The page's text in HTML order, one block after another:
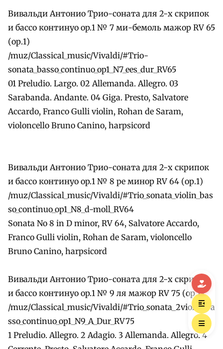
Вивальди Антонио Трио-соната для 2-х скрипок
и бассо континуо оp.1 № 7 ми-бемоль мажор RV 65
(ор.1)
/muz/Classical_music/Vivaldi/#Trio-
sonata_basso_continuo_op1_N7_ees_dur_RV65
01 Preludio. Largo. 02 Allemanda. Allegro. 03
Sarabanda. Andante. 04 Giga. Presto, Salvatore
Accardo, Franco Gulli violin, Rohan de Saram,
violoncello Bruno Canino, harpsicord
Вивальди Антонио Трио-соната для 2-х скрипок
и бассо континуо оp.1 № 8 ре минор RV 64 (ор.1)
/muz/Classical_music/Vivaldi/#Trio_sonata_violin_bas
so_continuo_op1_N8_d-moll_RV64
Sonata No 8 in D minor, RV 64, Salvatore Accardo,
Franco Gulli violin, Rohan de Saram, violoncello
Bruno Canino, harpsicord
Вивальди Антонио Трио-соната для 2-х скрипок
и бассо континуо оp.1 № 9 ля мажор RV 75 (ор.1)
/muz/Classical_music/Vivaldi/#Trio_sonata_2violin_ba
sso_continuo_op1_N9_A_Dur_RV75
1 Preludio. Allegro. 2 Adagio. 3 Allemanda. Allegro. 4